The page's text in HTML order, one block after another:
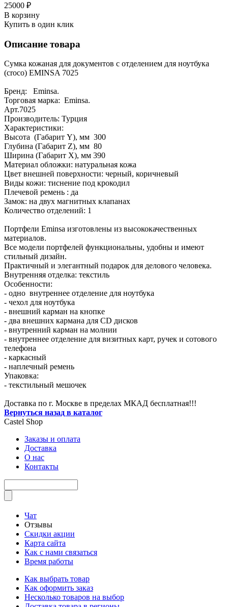
25000 ₽
В корзину
Купить в один клик
Описание товара
Сумка кожаная для документов с отделением для ноутбука
(croco) EMINSA 7025
Бренд: Eminsa.
Торговая марка: Eminsa.
Арт.7025
Производитель: Турция
Характеристики:
Высота (Габарит Y), мм 300
Глубина (Габарит Z), мм 80
Ширина (Габарит X), мм 390
Материал обложки: натуральная кожа
Цвет внешней поверхности: черный, коричневый
Виды кожи: тиснение под крокодил
Плечевой ремень : да
Замок: на двух магнитных клапанах
Количество отделений: 1
Портфели Eminsa изготовлены из высококачественных
материалов.
Все модели портфелей функциональны, удобны и имеют
стильный дизайн.
Практичный и элегантный подарок для делового человека.
Внутренняя отделка: текстиль
Особенности:
- одно внутреннее отделение для ноутбука
- чехол для ноутбука
- внешний карман на кнопке
- два внешних кармана для CD дисков
- внутренний карман на молнии
- внутреннее отделение для визитных карт, ручек и сотового
телефона
- каркасный
- наплечный ремень
Упаковка:
- текстильный мешочек
Доставка по г. Москве в пределах МКАД бесплатная!!!
Вернуться назад в каталог
Castel Shop
Заказы и оплата
Доставка
О нас
Контакты
Чат
Отзывы
Скидки акции
Карта сайта
Как с нами связаться
Время работы
Как выбрать товар
Как оформить заказ
Несколько товаров на выбор